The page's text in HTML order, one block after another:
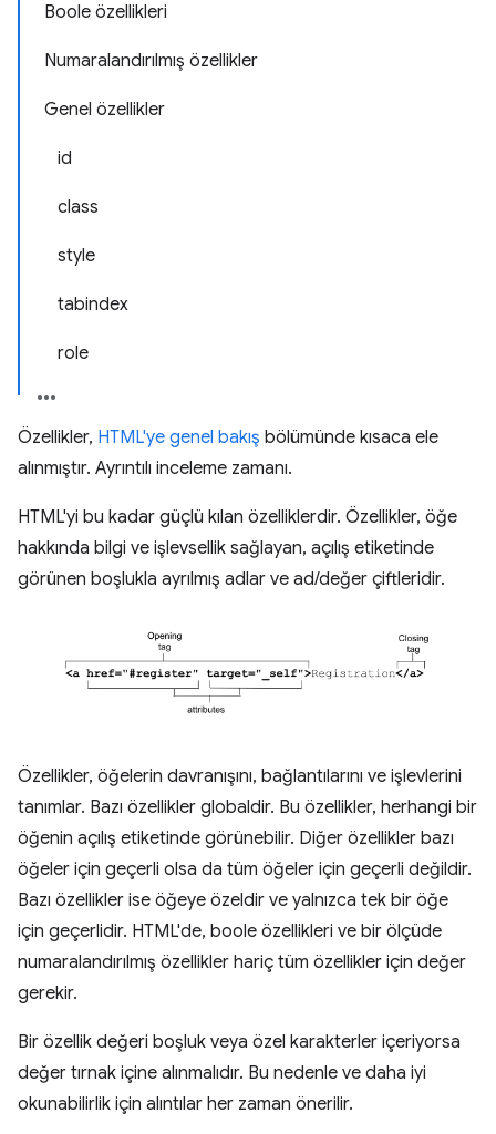
Boole özellikleri
Numaralandırılmış özellikler
Genel özellikler
id
class
style
tabindex
role
Özellikler, HTML'ye genel bakış bölümünde kısaca ele
alınmıştır. Ayrıntılı inceleme zamanı.
HTML'yi bu kadar güçlü kılan özelliklerdir. Özellikler, öğe
hakkında bilgi ve işlevsellik sağlayan, açılış etiketinde
görünen boşlukla ayrılmış adlar ve ad/değer çiftleridir.
Özellikler, öğelerin davranışını, bağlantılarını ve işlevlerini
tanımlar. Bazı özellikler globaldir. Bu özellikler, herhangi bir
öğenin açılış etiketinde görünebilir. Diğer özellikler bazı
öğeler için geçerli olsa da tüm öğeler için geçerli değildir.
Bazı özellikler ise öğeye özeldir ve yalnızca tek bir öğe
için geçerlidir. HTML'de, boole özellikleri ve bir ölçüde
numaralandırılmış özellikler hariç tüm özellikler için değer
gerekir.
Bir özellik değeri boşluk veya özel karakterler içeriyorsa
değer tırnak içine alınmalıdır. Bu nedenle ve daha iyi
okunabilirlik için alıntılar her zaman önerilir.